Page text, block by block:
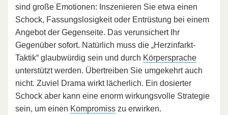
sind große Emotionen: Inszenieren Sie etwa einen
Schock, Fassungslosigkeit oder Entrüstung bei einem
Angebot der Gegenseite. Das verunsichert Ihr
Gegenüber sofort. Natürlich muss die „Herzinfarkt-
Taktik“ glaubwürdig sein und durch Körpersprache
unterstützt werden. Übertreiben Sie umgekehrt auch
nicht. Zuviel Drama wirkt lächerlich. Ein dosierter
Schock aber kann eine enorm wirkungsvolle Strategie
sein, um einen Kompromiss zu erwirken.